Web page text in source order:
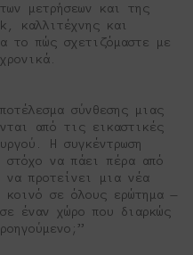
μετρήσεων και της
καλλιτέχνης και
το πώς σχετιζόμαστε με
σύνθεσης μιας
από τις εικαστικές
Η συγκέντρωση
στόχο να πάει πέρα από
να προτείνει μια νέα
κοινό σε όλους ερώτημα —
έναν χώρο που διαρκώς